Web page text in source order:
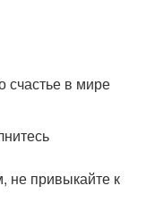
счастье в мире
не привыкайте к